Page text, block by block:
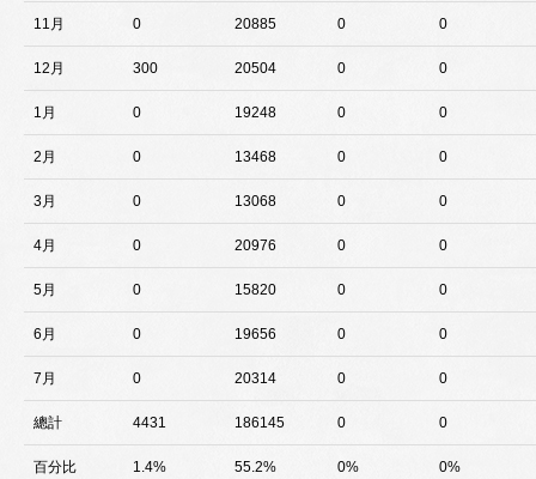
11月 0 20885 0 0
12月 300 20504 0 0
1月 0 19248 0 0
2月 0 13468 0 0
3月 0 13068 0 0
4月 0 20976 0 0
5月 0 15820 0 0
6月 0 19656 0 0
7月 0 20314 0 0
總計 4431 186145 0 0
百分比 1.4% 55.2% 0% 0%